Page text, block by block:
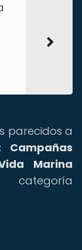
parecidos a
Campañas
Marina